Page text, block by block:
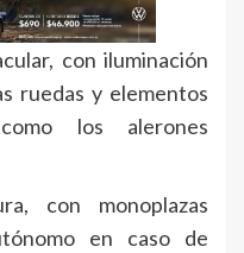
con iluminación
ruedas y elementos
los alerones
con monoplazas
en caso de